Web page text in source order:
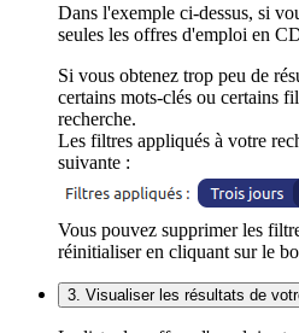
Dans l'exemple ci-dessus, si
seules les offres d'emploi en
Si vous obtenez trop peu de
certains mots-clés ou certains
recherche.
Les filtres appliqués à votre
suivante :
Vous pouvez supprimer les
réinitialiser en cliquant sur le
3. Visualiser les résultats de